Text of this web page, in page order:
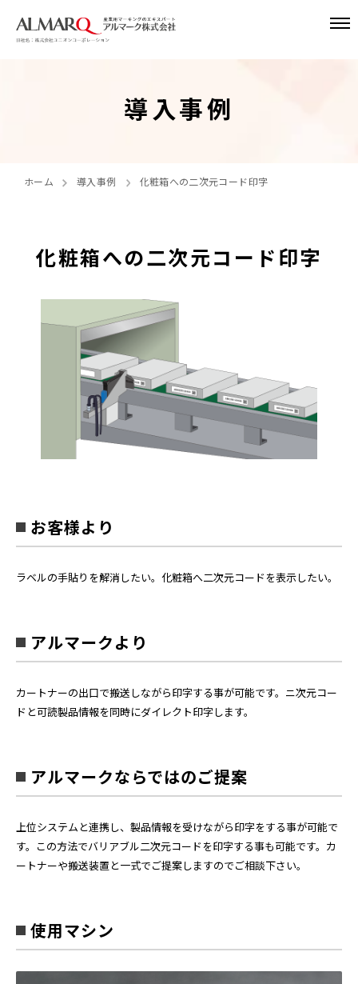
導入事例
ホーム 導入事例 化粧箱への二次元コード印字
化粧箱への二次元コード印字
お客様より
ラベルの手貼りを解消したい。化粧箱へ二次元コードを表示したい。
アルマークより
カートナーの出口で搬送しながら印字する事が可能です。ニ次元コー
ドと可読製品情報を同時にダイレクト印字します。
アルマークならではのご提案
上位システムと連携し、製品情報を受けながら印字をする事が可能で
す。この方法でバリアブル二次元コードを印字する事も可能です。カ
ートナーや搬送装置と一式でご提案しますのでご相談下さい。
使用マシン